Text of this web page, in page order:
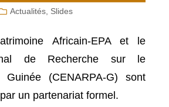
Actualités Slides
Africain-EPA et le
de Recherche sur le
Guinée (CENARPA-G) sont
un partenariat formel.